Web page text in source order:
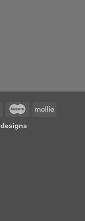
IDeal Maestro Mollie
designs